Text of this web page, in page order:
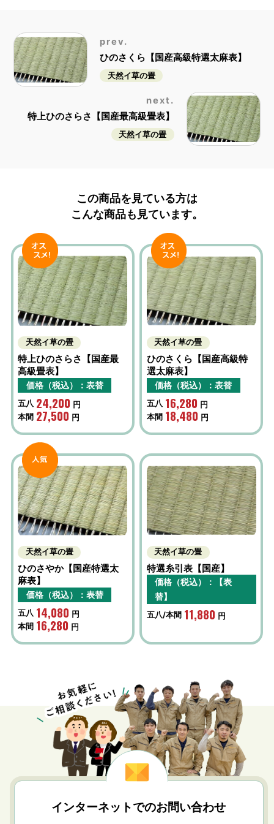
prev.
ひのさくら【国産高級特選太麻表】
天然イ草の畳
next.
特上ひのさらさ【国産最高級畳表】
天然イ草の畳
この商品を見ている方は
こんな商品も見ています。
天然イ草の畳
特上ひのさらさ【国産最
高級畳表】
価格（税込）：表替
五八 24,200 円
本間 27,500 円
天然イ草の畳
ひのさくら【国産高級特
選太麻表】
価格（税込）：表替
五八 16,280 円
本間 18,480 円
天然イ草の畳
ひのさやか【国産特選太
麻表】
価格（税込）：表替
五八 14,080 円
本間 16,280 円
天然イ草の畳
特選糸引表【国産】
価格（税込）：【表
替】
五八/本間 11,880 円
インターネットでのお問い合わせ